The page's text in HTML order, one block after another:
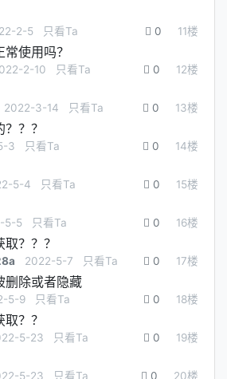
2-5 只看Ta 0 11楼
使用吗？
2-10 只看Ta 0 12楼
2022-3-14 只看Ta 0 13楼
？？
3 只看Ta 0 14楼
5-4 只看Ta 0 15楼
5-5 只看Ta 0 16楼
？？？
2022-5-7 只看Ta 0 17楼
删除或者隐藏
5-9 只看Ta 0 18楼
？？
5-23 只看Ta 0 19楼
5-23 只看Ta 0 20楼